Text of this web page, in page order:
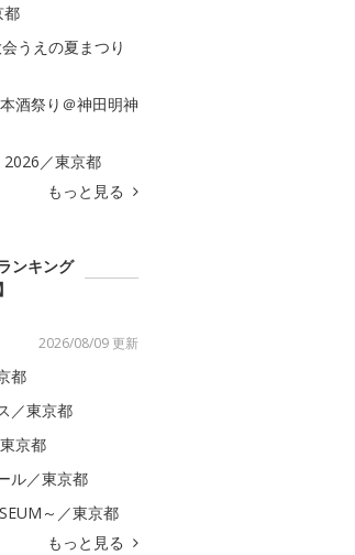
都
うえの夏まつり
酒祭り＠神田明神
／東京都
もっと見る
ンキング
2026/08/09 更新
都
／東京都
京都
ル／東京都
～／東京都
もっと見る